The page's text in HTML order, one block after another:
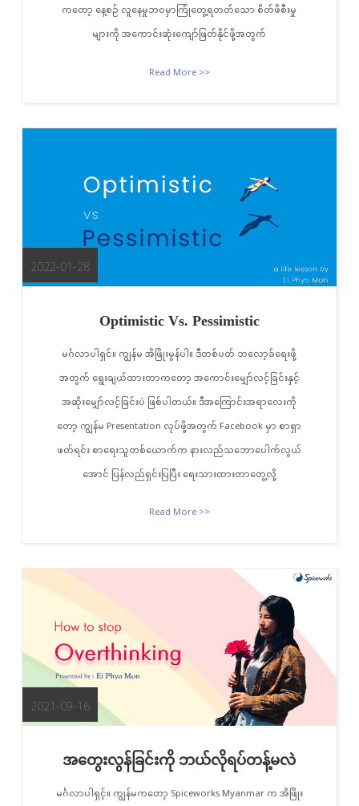
ကတော့ နေ့စဉ် လူနေမှုဘဝမှာကြုံတွေ့ရတတ်သော စိတ်ဖိစီးမှု
များကို အကောင်းဆုံးကျော်ဖြတ်နိုင်ဖို့အတွက်
Read More >>
2022-01-28
Optimistic Vs. Pessimistic
မင်္ဂလာပါရှင်။ ကျွန်မ အိဖြိုးမွန်ပါ။ ဒီတစ်ပတ် ဘလော့ခ်ရေးဖို့
အတွက် ရွေးချယ်ထားတာကတော့ အကောင်းမျှော်လင့်ခြင်းနှင့်
အဆိုးမျှော်လင့်ခြင်းပဲ ဖြစ်ပါတယ်။ ဒီအကြောင်းအရာလေးကို
တော့ ကျွန်မ Presentation လုပ်ဖို့အတွက် Facebook မှာ စာရှာ
ဖတ်ရင်း စာရေးသူတစ်ယောက်က နားလည်သဘောပေါက်လွယ်
အောင် ပြန်လည်ရှင်းပြပြီး ရေးသားထားတာတွေ့လို့
Read More >>
2021-09-16
အတွေးလွန်ခြင်းကို ဘယ်လိုရပ်တန့်မလဲ
မင်္ဂလာပါရှင့်။ ကျွန်မကတော့ Spiceworks Myanmar က အိဖြိုး